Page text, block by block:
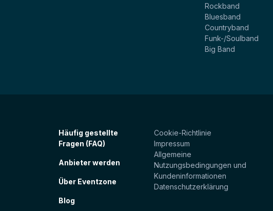
Rockband
Bluesband
Countryband
Funk-/Soulband
Big Band
Häufig gestellte
Fragen (FAQ)
Anbieter werden
Über Eventzone
Blog
Cookie-Richtlinie
Impressum
Allgemeine
Nutzungsbedingungen und
Kundeninformationen
Datenschutzerklärung